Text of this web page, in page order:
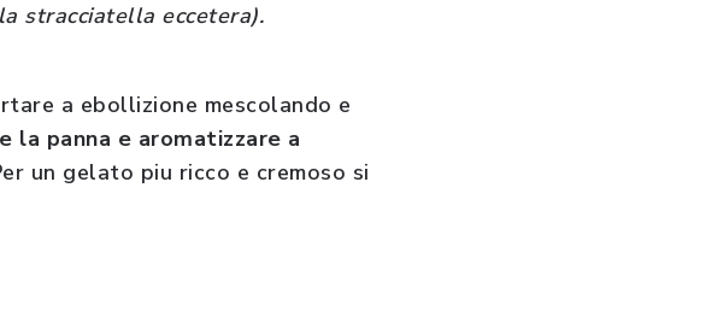
stracciatella eccetera).
a ebollizione mescolando e
la panna e aromatizzare a
un gelato piu ricco e cremoso si